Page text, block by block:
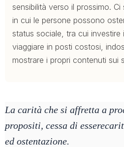
sensibilità verso il prossimo.
in cui le persone possono
status sociale, tra cui investire
viaggiare in posti costosi,
mostrare i propri contenuti sui
La carità che si affretta a
propositi, cessa di
ed ostentazione.